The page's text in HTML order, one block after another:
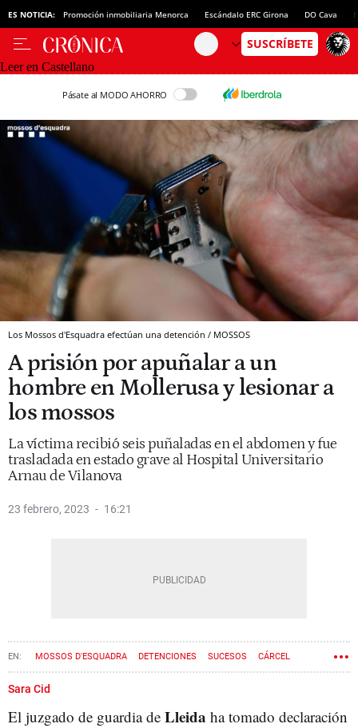
ES NOTICIA: Promoción inmobiliaria Menorca Escándalo ERC Girona DO Cava
Leer en Castellano
Pásate al MODO AHORRO
Los Mossos d'Esquadra efectúan una detención / MOSSOS
A prisión por apuñalar a un
hombre en Mollerusa y lesionar a
los mossos
La víctima recibió seis puñaladas en el abdomen y fue
trasladada en estado grave al Hospital Universitario
Arnau de Vilanova
23 febrero, 2023 16:21
MOSSOS D'ESQUADRA DETENCIONES SUCESOS CÁRCEL
Sara Cid
El juzgado de guardia de Lleida ha tomado declaración